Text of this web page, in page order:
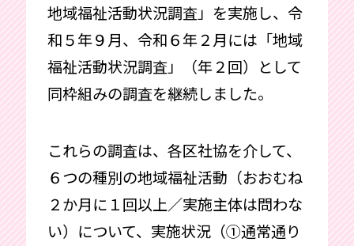
地域福祉活動状況調査」を実施し、令
和５年９月、令和６年２月には「地域
福祉活動状況調査」（年２回）として
同枠組みの調査を継続しました。
これらの調査は、各区社協を介して、
６つの種別の地域福祉活動（おおむね
２か月に１回以上／実施主体は問わな
い）について、実施状況（①通常通り